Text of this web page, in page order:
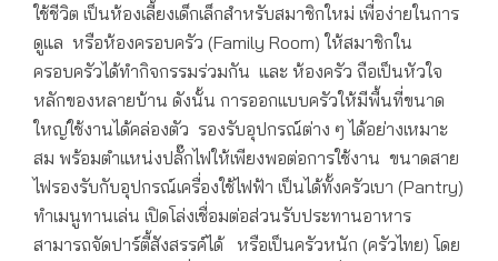
ใช้ชีวิต เป็นห้องเลี้ยงเด็กเล็กสำหรับสมาชิกใหม่ เพื่อง่ายในการ
ดูแล หรือห้องครอบครัว (Family Room) ให้สมาชิกใน
ครอบครัวได้ทำกิจกรรมร่วมกัน และ ห้องครัว ถือเป็นหัวใจ
หลักของหลายบ้าน ดังนั้น การออกแบบครัวให้มีพื้นที่ขนาด
ใหญ่ใช้งานได้คล่องตัว รองรับอุปกรณ์ต่าง ๆ ได้อย่างเหมาะ
สม พร้อมตำแหน่งปลั๊กไฟให้เพียงพอต่อการใช้งาน ขนาดสาย
ไฟรองรับกับอุปกรณ์เครื่องใช้ไฟฟ้า เป็นได้ทั้งครัวเบา (Pantry)
ทำเมนูทานเล่น เปิดโล่งเชื่อมต่อส่วนรับประทานอาหาร
สามารถจัดปาร์ตี้สังสรรค์ได้ หรือเป็นครัวหนัก (ครัวไทย) โดย